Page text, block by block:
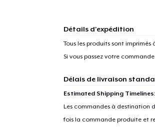
Détails d'expédition
Tous les produits sont imprimés
Si vous passez votre
Délais de livraison
Estimated Shipping
Les commandes à destination
fois la commande produite et